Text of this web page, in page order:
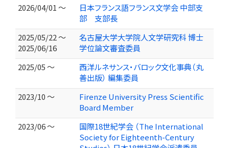
2026/04/01 ～
日本フランス語フランス文学会 中部支
部 支部長
2025/05/22 ～
2025/06/16
名古屋大学大学院人文学研究科 博士
学位論文審査委員
2025/05 ～
西洋ルネサンス・バロック文化事典（丸
善出版） 編集委員
2023/10 ～
Firenze University Press Scientific
Board Member
2023/06 ～
国際18世紀学会 （The International
Society for Eighteenth-Century